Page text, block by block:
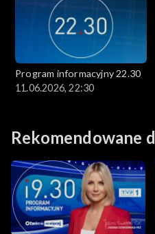
Program informacyjny 22.30
11.06.2026, 22:30
Rekomendowane